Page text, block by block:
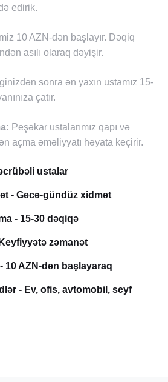
edirik.
10 AZN-dən başlayır. Dəqiq
asılı olaraq dəyişir.
sonra ən yaxın ustamız 15-
çatır.
Peşəkar ustalarımız qapı və
açma əməliyyatı həyata keçirir.
ustalar
- Gecə-gündüz xidmət
- 15-30 dəqiqə
zəmanət
10 AZN-dən başlayaraq
- Ev, ofis, avtomobil, seyf